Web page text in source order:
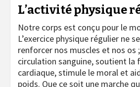
L’activité physique
Notre corps est conçu pour le
L’exercice physique régulier ne
renforcer nos muscles et nos os
circulation sanguine, soutient la
cardiaque, stimule le moral et
poids. Que ce soit une marche